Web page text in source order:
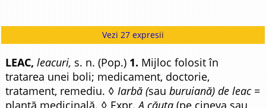
Vezi 27 expresii
LEAC, leacuri, s. n. (Pop.) 1. Mijloc folosit în
tratarea unei boli; medicament, doctorie,
tratament, remediu. ◊Iarbă (sauburuiană) de leac =
plantă medicinală. ◊ Expr.A căuta (pe cineva sau